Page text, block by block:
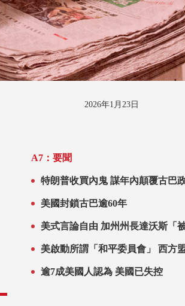
2026年1月23日
A7：要聞
特朗普收買內鬼 謀年內顛覆古巴
美國封鎖古巴逾60年
美式言論自由 加州州長達沃斯「被
美啟動所謂「和平委員會」 西方
逾7成美國人認為 美國已失控